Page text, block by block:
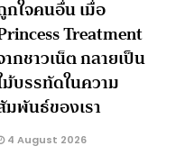
กใจคนอื่น เมื่อ
Treatment
ากชาวเน็ต กลายเป็น
ม้บรรทัดในความ
มพันธ์ของเรา
4 August 2026